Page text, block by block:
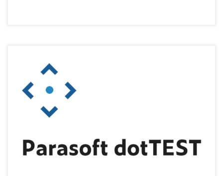
C#には、Webアプリのフロントエンドを開発するためのフレームワークとして
Blazorがあります。比 […]